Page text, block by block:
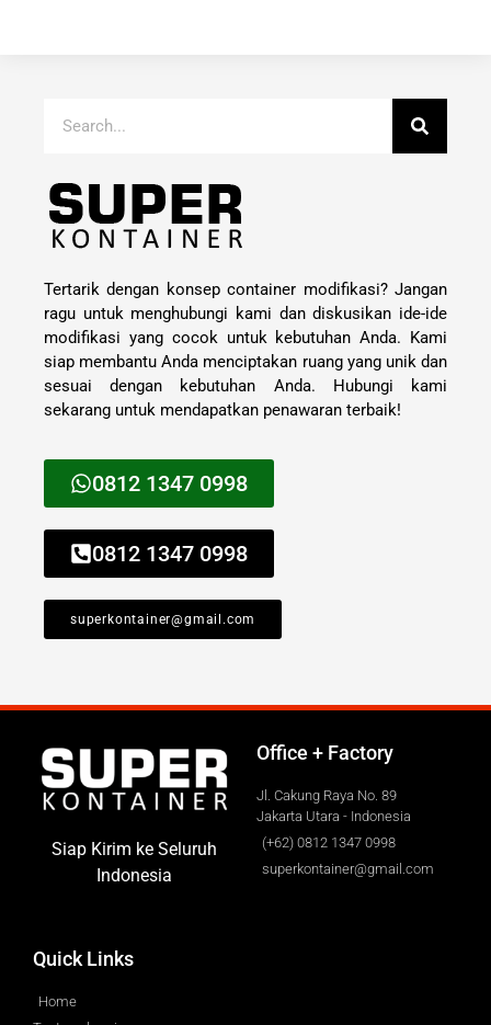
Tertarik dengan konsep container modifikasi? Jangan
ragu untuk menghubungi kami dan diskusikan ide-ide
modifikasi yang cocok untuk kebutuhan Anda. Kami
siap membantu Anda menciptakan ruang yang unik dan
sesuai dengan kebutuhan Anda. Hubungi kami
sekarang untuk mendapatkan penawaran terbaik!
0812 1347 0998
0812 1347 0998
superkontainer@gmail.com
Siap Kirim ke Seluruh
Indonesia
Office + Factory
Jl. Cakung Raya No. 89
Jakarta Utara - Indonesia
(+62) 0812 1347 0998
superkontainer@gmail.com
Quick Links
Home